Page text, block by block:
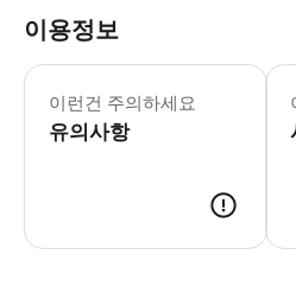
이용정보
이런건 주의하세요
유의사항